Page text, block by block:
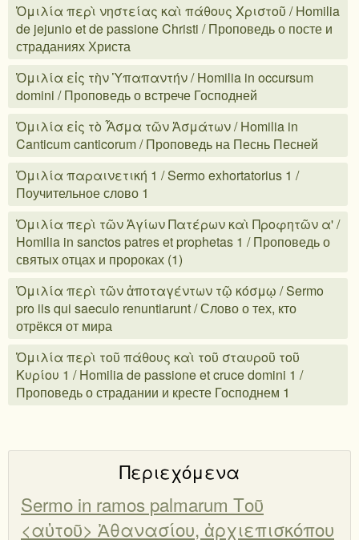
Ὁμιλία περὶ νηστείας καὶ πάθους Χριστοῦ / Homilia
de jejunio et de passione Christi / Проповедь о посте и
страданиях Христа
Ὁμιλία εἰς τὴν Ὑπαπαντήν / Homilia in occursum
domini / Проповедь о встрече Господней
Ὁμιλία εἰς τὸ Ἆσμα τῶν Ἀσμάτων / Homilia in
Canticum canticorum / Проповедь на Песнь Песней
Ὁμιλία παραινετική 1 / Sermo exhortatorius 1 /
Поучительное слово 1
Ὁμιλία περὶ τῶν Ἁγίων Πατέρων καὶ Προφητῶν α' /
Homilia in sanctos patres et prophetas 1 / Проповедь о
святых отцах и пророках (1)
Ὁμιλία περὶ τῶν ἀποταγέντων τῷ κόσμῳ / Sermo
pro iis qui saeculo renuntiarunt / Слово о тех, кто
отрёкся от мира
Ὁμιλία περὶ τοῦ πάθους καὶ τοῦ σταυροῦ τοῦ
Κυρίου 1 / Homilia de passione et cruce domini 1 /
Проповедь о страдании и кресте Господнем 1
Περιεχόμενα
Sermo in ramos palmarum Τοῦ
<αὐτοῦ> Ἀθανασίου, ἀρχιεπισκόπου